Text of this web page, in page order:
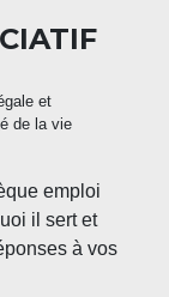
et
de la vie
emploi
il sert et
à vos